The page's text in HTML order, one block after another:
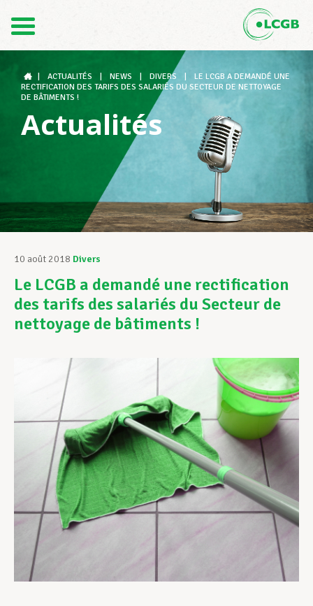
DE
Le LCGB
Structures syndicales
Assistance au Travail
Vos droits
Développement professionnel
Devenir Membre
Actualités
ACTUALITÉS NEWS DIVERS
LE LCGB A DEMANDÉ UNE
RECTIFICATION DES TARIFS DES SALARIÉS DU SECTEUR DE NETTOYAGE
DE BÂTIMENTS !
Actualités
10 août 2018 Divers
Le LCGB a demandé une rectification
des tarifs des salariés du Secteur de
nettoyage de bâtiments !